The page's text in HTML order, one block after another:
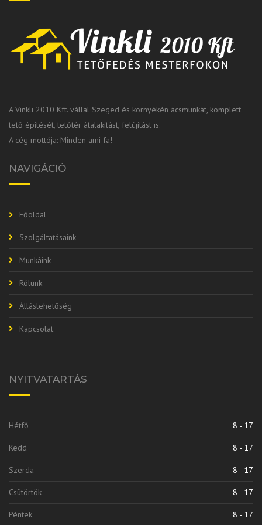
A Vinkli 2010 Kft. vállal Szeged és környékén ácsmunkát, komplett
tető építését, tetőtér átalakítást, felújítást is.
A cég mottója: Minden ami fa!
NAVIGÁCIÓ
Főoldal
Szolgáltatásaink
Munkáink
Rólunk
Álláslehetőség
Kapcsolat
NYITVATARTÁS
Hétfő 8 - 17
Kedd 8 - 17
Szerda 8 - 17
Csütörtök 8 - 17
Péntek 8 - 17